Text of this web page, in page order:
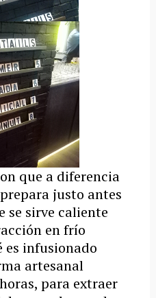
que a diferencia
justo antes
se sirve caliente
en frío
es infusionado
artesanal
para extraer